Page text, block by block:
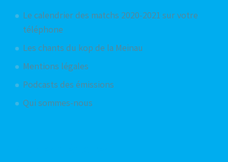
Le calendrier des matchs 2020-2021 sur votre
téléphone
Les chants du kop de la Meinau
Mentions légales
Podcasts des émissions
Qui sommes-nous